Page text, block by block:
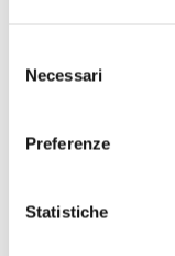
delNecessari
Preferenze
Statistiche